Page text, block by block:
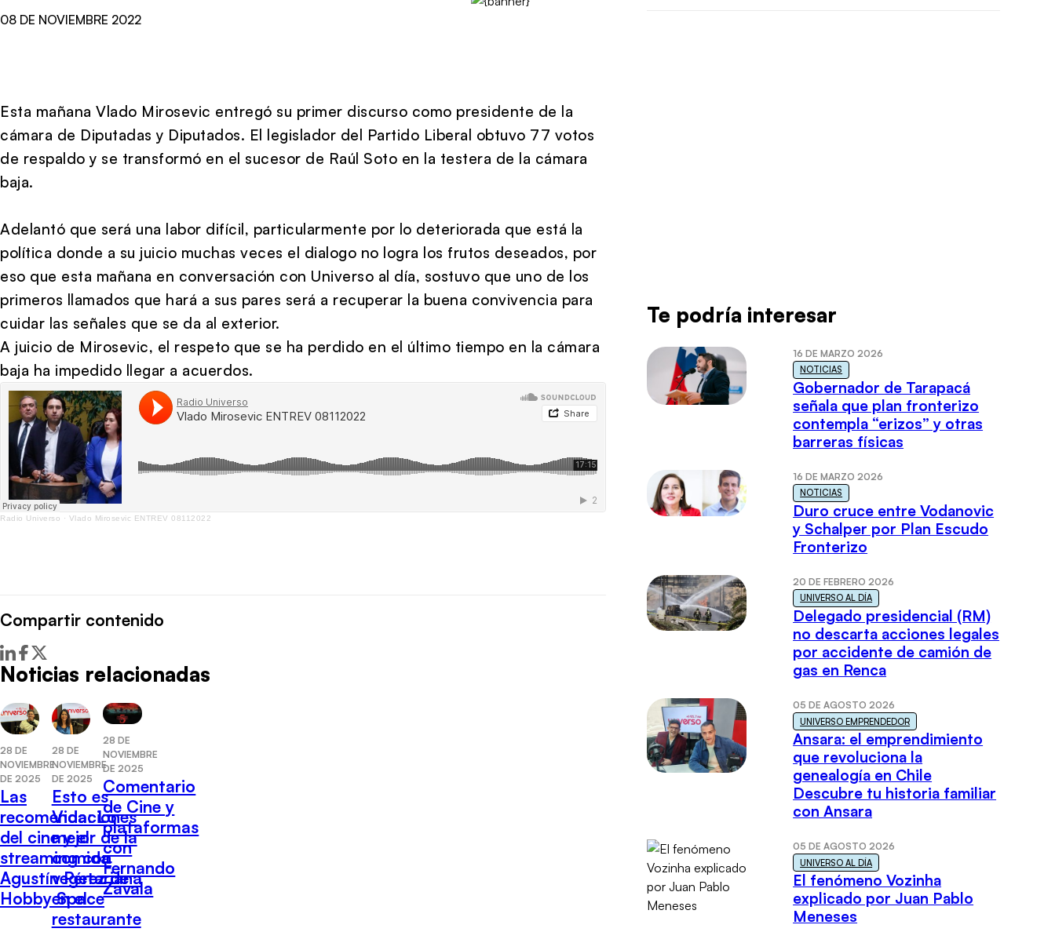
08 DE NOVIEMBRE 2022
Esta mañana Vlado Mirosevic entregó su primer discurso como presidente de la
cámara de Diputadas y Diputados. El legislador del Partido Liberal obtuvo 77 votos
de respaldo y se transformó en el sucesor de Raúl Soto en la testera de la cámara
baja.
Adelantó que será una labor difícil, particularmente por lo deteriorada que está la
política donde a su juicio muchas veces el dialogo no logra los frutos deseados, por
eso que esta mañana en conversación con Universo al día, sostuvo que uno de los
primeros llamados que hará a sus pares será a recuperar la buena convivencia para
cuidar las señales que se da al exterior.
A juicio de Mirosevic, el respeto que se ha perdido en el último tiempo en la cámara
baja ha impedido llegar a acuerdos.
Radio Universo · Vlado Mirosevic ENTREV 08112022
Compartir contenido
Noticias relacionadas
28 DE
NOVIEMBRE
DE 2025
Las
recomendaciones
del cine y el
streaming con
Agustín Pérez de
Hobby Space
28 DE
NOVIEMBRE
DE 2025
Esto es
Vida: Lo
mejor de la
comida
vegetariana
en el
restaurante
28 DE
NOVIEMBRE
DE 2025
Comentario
de Cine y
plataformas
con
Fernando
Zavala
Te podría interesar
16 DE MARZO 2026
NOTICIAS
Gobernador de Tarapacá
señala que plan fronterizo
contempla “erizos” y otras
barreras físicas
16 DE MARZO 2026
NOTICIAS
Duro cruce entre Vodanovic
y Schalper por Plan Escudo
Fronterizo
20 DE FEBRERO 2026
UNIVERSO AL DÍA
Delegado presidencial (RM)
no descarta acciones legales
por accidente de camión de
gas en Renca
05 DE AGOSTO 2026
UNIVERSO EMPRENDEDOR
Ansara: el emprendimiento
que revoluciona la
genealogía en Chile
Descubre tu historia familiar
con Ansara
05 DE AGOSTO 2026
UNIVERSO AL DÍA
El fenómeno Vozinha
explicado por Juan Pablo
Meneses